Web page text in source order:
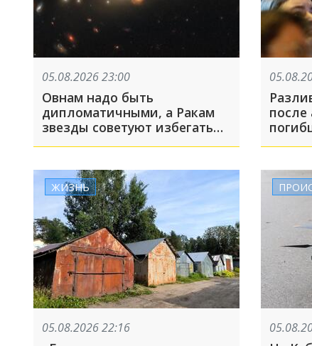
05.08.2026 23:00
Овнам надо быть
дипломатичными, а Ракам
звезды советуют избегать
критики в личных
после
5
ЖИЗНЬ
05.08.2026 22:16